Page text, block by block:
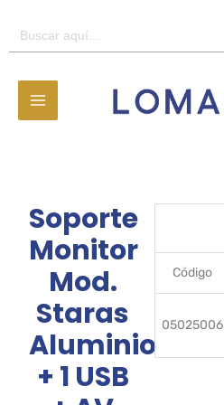
Buscar:
Soporte
Monitor
Mod.
Staras
Aluminio
+ 1 USB
Código
05025006